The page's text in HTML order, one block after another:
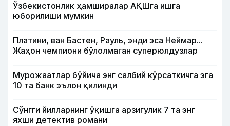
Ўзбекистонлик ҳамширалар АҚШга ишга
юборилиши мумкин
Платини, ван Бастен, Рауль, энди эса Неймар...
Жаҳон чемпиони бўлолмаган суперюлдузлар
Мурожаатлар бўйича энг салбий кўрсаткичга эга
10 та банк эълон қилинди
Сўнгги йилларнинг ўқишга арзигулик 7 та энг
яхши детектив романи